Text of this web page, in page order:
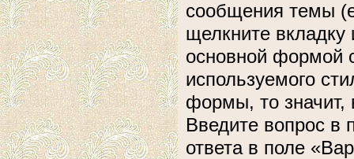
сообщения темы
щелкните
основной формой
используемого
формы, то значит,
Введите вопрос в
ответа в поле